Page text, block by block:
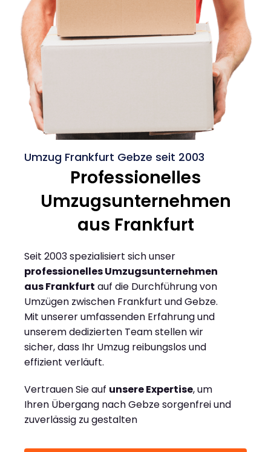
Umzug Frankfurt Gebze seit 2003
Professionelles
Umzugsunternehmen
aus Frankfurt
Seit 2003 spezialisiert sich unser
professionelles Umzugsunternehmen
aus Frankfurt auf die Durchführung von
Umzügen zwischen Frankfurt und Gebze.
Mit unserer umfassenden Erfahrung und
unserem dedizierten Team stellen wir
sicher, dass Ihr Umzug reibungslos und
effizient verläuft.
Vertrauen Sie auf unsere Expertise, um
Ihren Übergang nach Gebze sorgenfrei und
zuverlässig zu gestalten